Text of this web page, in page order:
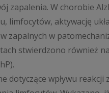
zapalenia. W chorobie
limfocytów, aktywację
zapalnych w
stwierdzono również
dotyczące wpływu